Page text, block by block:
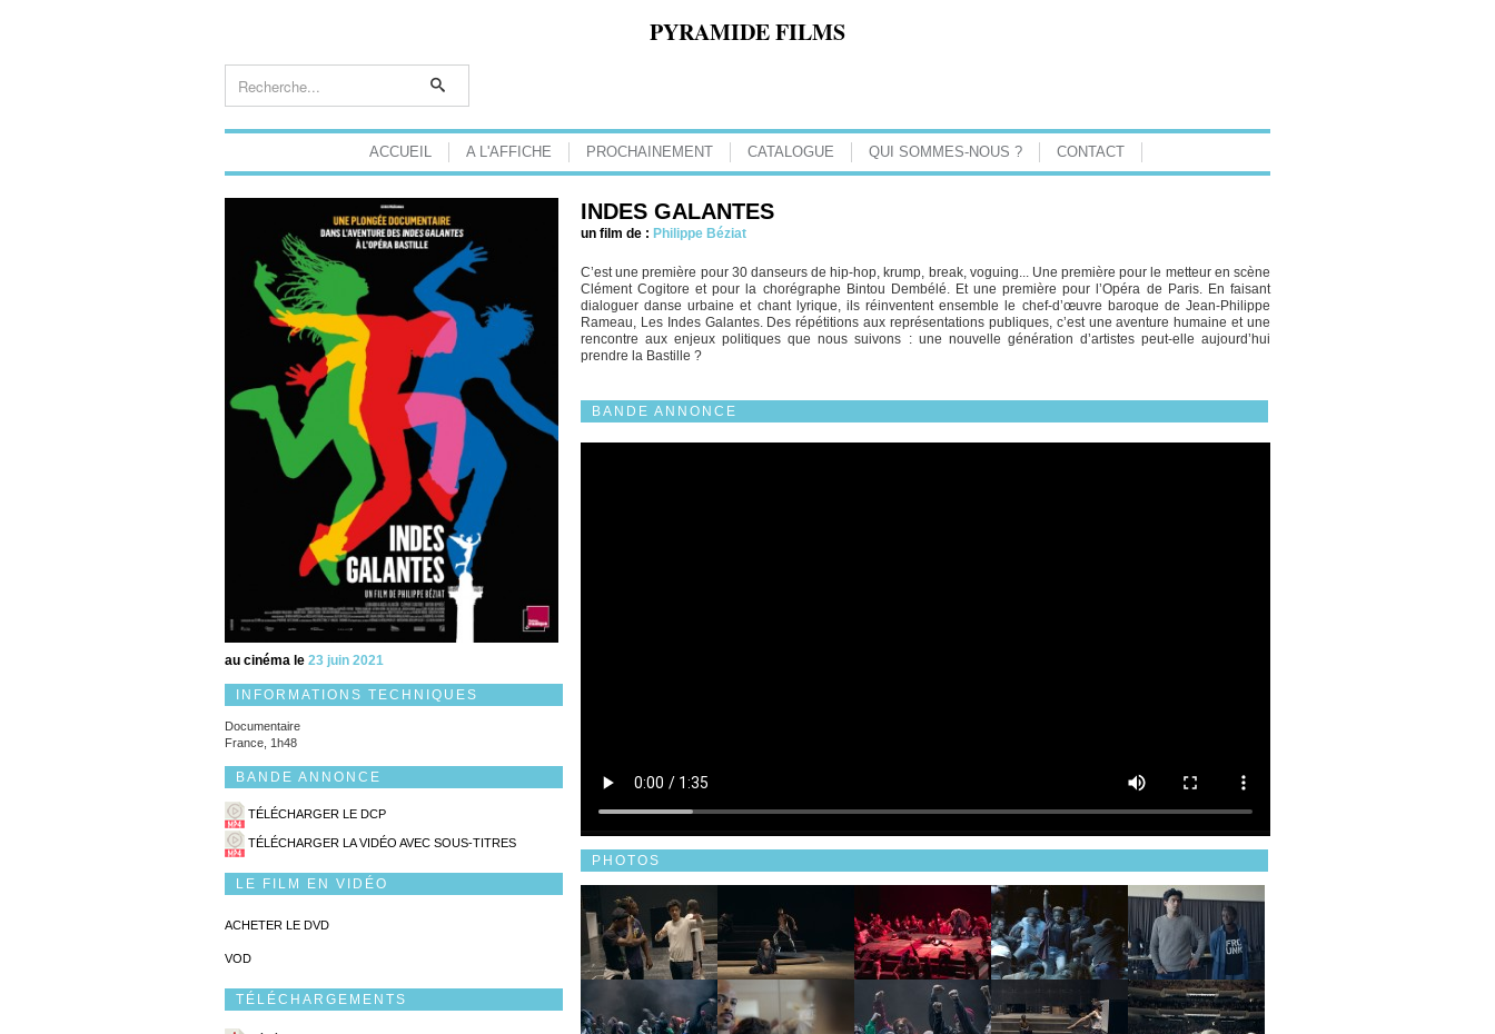
PYRAMIDE FILMS
ACCUEIL A L'AFFICHE PROCHAINEMENT CATALOGUE QUI SOMMES-NOUS ? CONTACT
au cinéma le 23 juin 2021
INFORMATIONS TECHNIQUES
Documentaire
France, 1h48
BANDE ANNONCE
TÉLÉCHARGER LE DCP
TÉLÉCHARGER LA VIDÉO AVEC SOUS-TITRES
LE FILM EN VIDÉO
ACHETER LE DVD
VOD
TÉLÉCHARGEMENTS
INDES GALANTES
un film de : Philippe Béziat
C’est une première pour 30 danseurs de hip-hop, krump, break, voguing... Une première pour le metteur en scène
Clément Cogitore et pour la chorégraphe Bintou Dembélé. Et une première pour l’Opéra de Paris. En faisant
dialoguer danse urbaine et chant lyrique, ils réinventent ensemble le chef-d’œuvre baroque de Jean-Philippe
Rameau, Les Indes Galantes. Des répétitions aux représentations publiques, c’est une aventure humaine et une
rencontre aux enjeux politiques que nous suivons : une nouvelle génération d’artistes peut-elle aujourd’hui
prendre la Bastille ?
BANDE ANNONCE
PHOTOS